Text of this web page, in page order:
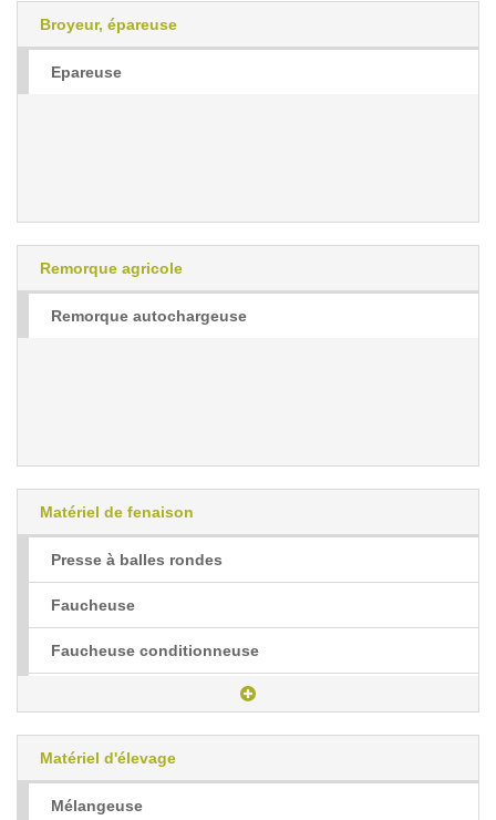
Broyeur, épareuse
Epareuse
Remorque agricole
Remorque autochargeuse
Matériel de fenaison
Presse à balles rondes
Faucheuse
Faucheuse conditionneuse
Andaineur
Matériel d'élevage
Mélangeuse